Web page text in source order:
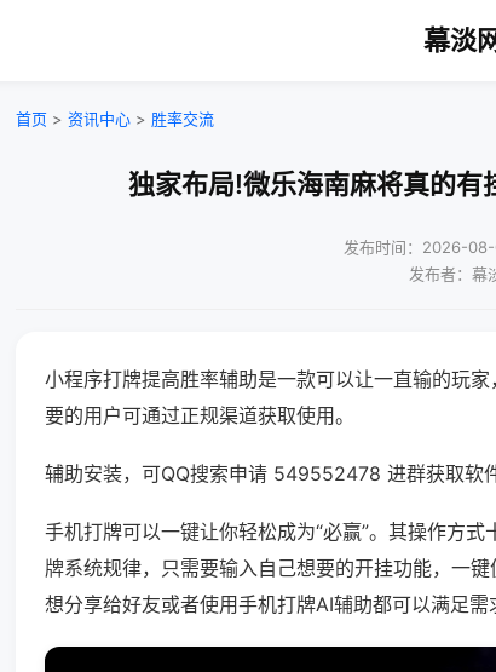
幕淡
首页 > 资讯中心 > 胜率交流
独家布局!微乐海南麻将真的有
发布时间：2026-08-
发布者：幕
小程序打牌提高胜率辅助是一款可以让一直输的玩
要的用户可通过正规渠道获取使用。
辅助安装，可QQ搜索申请 549552478 进群获取软
手机打牌可以一键让你轻松成为“必赢”。其操作方
牌系统规律，只需要输入自己想要的开挂功能，一
想分享给好友或者使用手机打牌AI辅助都可以满足需